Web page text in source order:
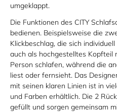
umgeklappt.
Die Funktionen des CITY
bedienen. Beispielsweise die
Klickbeschlag, die sich
auch als hochgestelltes Kopfteil
Person schlafen, während die
liest oder fernsieht. Das
mit seinen klaren Linien ist in
und Farben erhältlich. Die 2
gefüllt und sorgen gemeinsam